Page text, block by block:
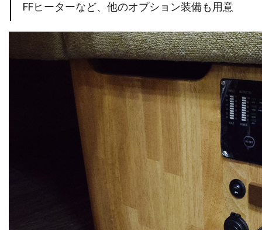
FFヒーターなど、他のオプション装備も用意